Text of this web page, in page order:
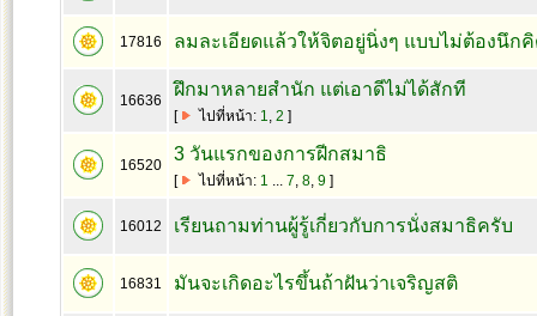
17816 ลมละเอียดแล้วให้จิตอยู่นิ่งๆ แบบไม่ต้องนึก
16636
ฝึกมาหลายสำนัก แต่เอาดีไม่ได้สักที
[ ไปที่หน้า: 1, 2 ]
16520
3 วันแรกของการฝีกสมาธิ
[ ไปที่หน้า: 1 ... 7, 8, 9]
16012 เรียนถามท่านผู้รู้เกี่ยวกับการนั่งสมาธิครับ
16831 มันจะเกิดอะไรขึ้นถ้าฝันว่าเจริญสติ